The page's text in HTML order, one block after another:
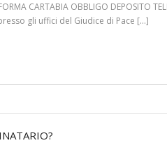
CARTABIA OBBLIGO DEPOSITO
gli uffici del Giudice di Pace […]